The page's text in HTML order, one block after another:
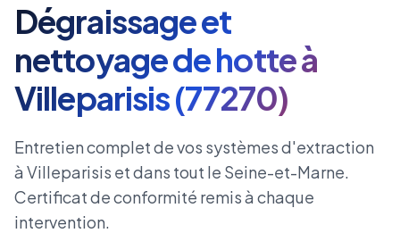
Dégraissage et
nettoyage de hotte à
Villeparisis (77270)
Entretien complet de vos systèmes d'extraction
à Villeparisis et dans tout le Seine-et-Marne.
Certificat de conformité remis à chaque
intervention.